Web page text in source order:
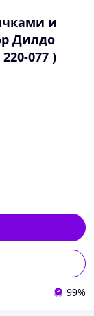
и
Дилдо
077 )
99%